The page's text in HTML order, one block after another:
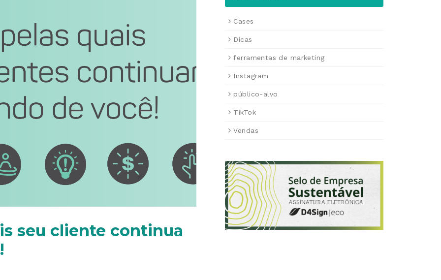
seu cliente continua
Cases
Dicas
ferramentas de marketing
Instagram
público-alvo
TikTok
Vendas